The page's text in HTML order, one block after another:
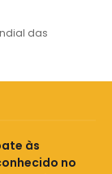
das
às
no